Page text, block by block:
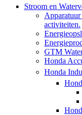
Stroom en
Apparatuur
activiteiten.
GTM
Honda
Honda